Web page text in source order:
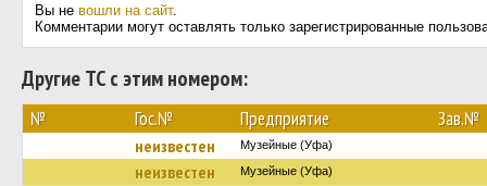
Вы не вошли на сайт.
Комментарии могут оставлять только зарегистрированные
Другие ТС с этим номером:
№ Гос.№ Предприятие Зав.№
неизвестен Музейные (Уфа)
неизвестен Музейные (Уфа)